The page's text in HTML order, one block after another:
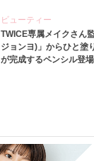
ビューティー
TWICE専属メイクさん
ジョンヨ)」からひと塗
が完成するペンシル登